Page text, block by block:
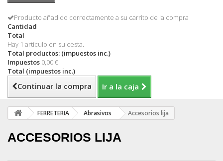
Producto añadido correctamente a su carrito de la compra
Cantidad
Total
Hay 1 artículo en su cesta.
Total productos: (impuestos inc.)
Impuestos 0,00 €
Total (impuestos inc.)
Continuar la compra Ir a la caja
FERRETERIA Abrasivos Accesorios lija
ACCESORIOS LIJA